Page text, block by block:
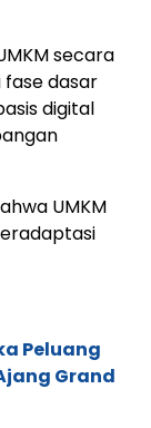
secara
dasar
digital
UMKM
Peluang
Grand